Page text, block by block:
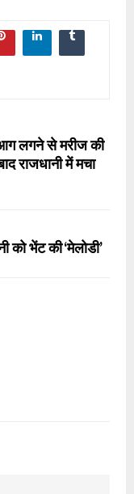
लगने से मरीज की
राजधानी में मचा
को भेंट की ‘मेलोडी’